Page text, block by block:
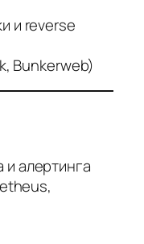
и reverse
Bunkerweb)
алертинга